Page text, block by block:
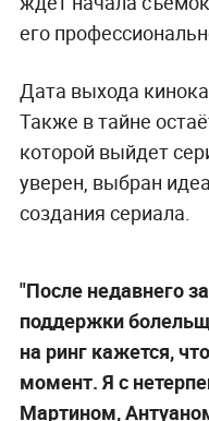
его
Дата выхода
Также в тайне
которой выйдет
уверен, выбран
создания сериала.
"После недавнего
поддержки
на ринг кажется,
момент. Я с
Мартином,